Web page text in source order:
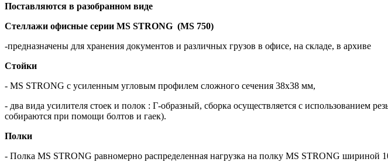
Поставляются в разобранном виде
Стеллажи офисные серии MS STRONG (MS 750)
-предназначены для хранения документов и различных грузов в офисе, на складе, в архиве
Стойки
- MS STRONG с усиленным угловым профилем сложного сечения 38х38 мм,
- два вида усилителя стоек и полок : Г-образный, сборка осуществляется с использованием
собираются при помощи болтов и гаек).
Полки
- Полка MS STRONG равномерно распределенная нагрузка на полку MS STRONG